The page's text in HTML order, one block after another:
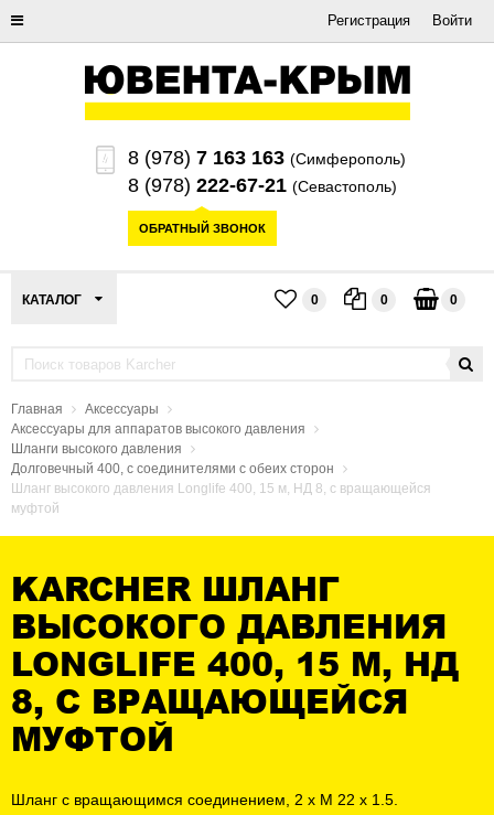
Регистрация Войти
8 (978) 7 163 163 (Симферополь)
8 (978) 222-67-21 (Севастополь)
ОБРАТНЫЙ ЗВОНОК
КАТАЛОГ 0 0 0
Главная
Аксессуары
Аксессуары для аппаратов высокого давления
Шланги высокого давления
Долговечный 400, с соединителями с обеих сторон
Шланг высокого давления Longlife 400, 15 м, НД 8, с вращающейся
муфтой
KARCHER ШЛАНГ
ВЫСОКОГО ДАВЛЕНИЯ
LONGLIFE 400, 15 М, НД
8, С ВРАЩАЮЩЕЙСЯ
МУФТОЙ
Шланг с вращающимся соединением, 2 x M 22 x 1.5.